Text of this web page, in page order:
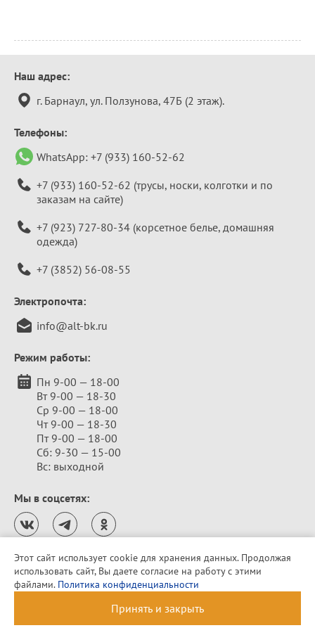
Контактная
информация
Наш адрес:
г. Барнаул, ул. Ползунова, 47Б (2 этаж).
Телефоны:
WhatsApp: +7 (933) 160-52-62
+7 (933) 160-52-62 (трусы, носки, колготки и по
заказам на сайте)
+7 (923) 727-80-34 (корсетное белье, домашняя
одежда)
+7 (3852) 56-08-55
Электропочта:
info@alt-bk.ru
Режим работы:
Пн 9-00 — 18-00
Вт 9-00 — 18-30
Ср 9-00 — 18-00
Чт 9-00 — 18-30
Пт 9-00 — 18-00
Сб: 9-30 — 15-00
Вс: выходной
Мы в соцсетях:
Политика конфиденциальности
© 2010–2026 «Алтайская бельевая компания»
Этот сайт использует cookie для хранения данных. Продолжая
использовать сайт, Вы даете согласие на работу с этими
файлами. Политика конфиденциальности
Принять и закрыть